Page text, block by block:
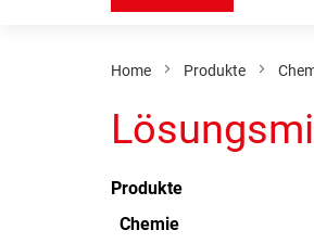
Home Produkte
Produkte
Chemie